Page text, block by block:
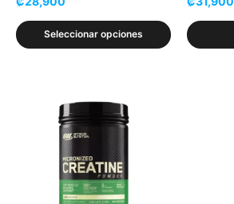
Seleccionar opciones
página
de
producto
tiene
múltiples
variantes.
Las